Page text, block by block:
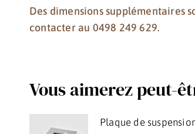
Des dimensions supplémentaires
contacter au 0498 249 629.
Vous aimerez peut-
Plaque de